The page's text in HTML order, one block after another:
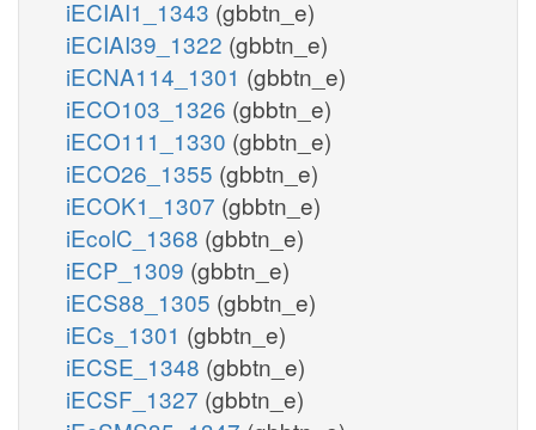
iECIAI1_1343 (gbbtn_e)
iECIAI39_1322 (gbbtn_e)
iECNA114_1301 (gbbtn_e)
iECO103_1326 (gbbtn_e)
iECO111_1330 (gbbtn_e)
iECO26_1355 (gbbtn_e)
iECOK1_1307 (gbbtn_e)
iEcolC_1368 (gbbtn_e)
iECP_1309 (gbbtn_e)
iECS88_1305 (gbbtn_e)
iECs_1301 (gbbtn_e)
iECSE_1348 (gbbtn_e)
iECSF_1327 (gbbtn_e)